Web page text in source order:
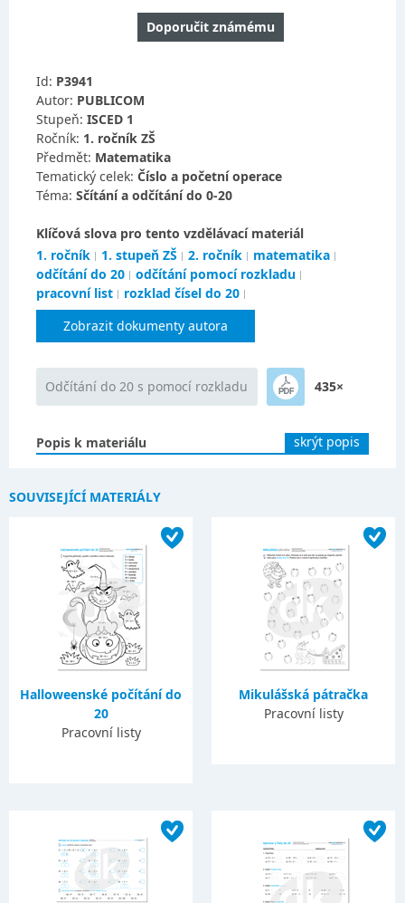
Doporučit známému
Id: P3941
Autor: PUBLICOM
Stupeň: ISCED 1
Ročník: 1. ročník ZŠ
Předmět: Matematika
Tematický celek: Číslo a početní operace
Téma: Sčítání a odčítání do 0-20
Klíčová slova pro tento vzdělávací materiál
1. ročník
1. stupeň ZŠ 2. ročník
matematika
odčítání do 20
odčítání pomocí rozkladu
pracovní list
rozklad čísel do 20
Zobrazit dokumenty autora
Odčítání do 20 s pomocí rozkladu 435×
Popis k materiálu skrýt popis
SOUVISEJÍCÍ MATERIÁLY
Halloweenské počítání do
20
Pracovní listy
Mikulášská pátračka
Pracovní listy